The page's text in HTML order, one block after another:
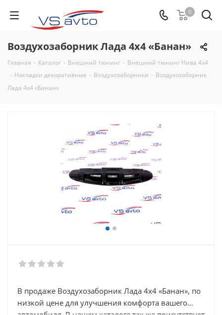
0
Воздухозаборник Лада 4х4 «Банан»
Главная - Каталог - Внешний тюнинг - Внешний тюнинг Нива 4х4
- Накладки декоративные - Воздухозаборники - Воздухозаборник
Лада 4х4 «Банан»
В продаже Воздухозаборник Лада 4х4 «Банан», по
низкой цене для улучшения комфорта вашего